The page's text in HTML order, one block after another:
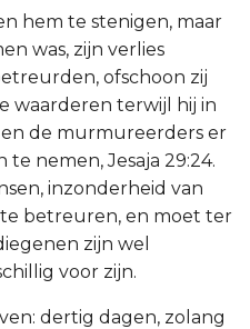
hem te stenigen, maar
was, zijn verlies
ofschoon zij
waarderen terwijl hij in
de murmureerders er
nemen, Jesaja 29:24.
inzonderheid van
betreuren, en moet ter
zijn wel
voor zijn.
dertig dagen, zolang